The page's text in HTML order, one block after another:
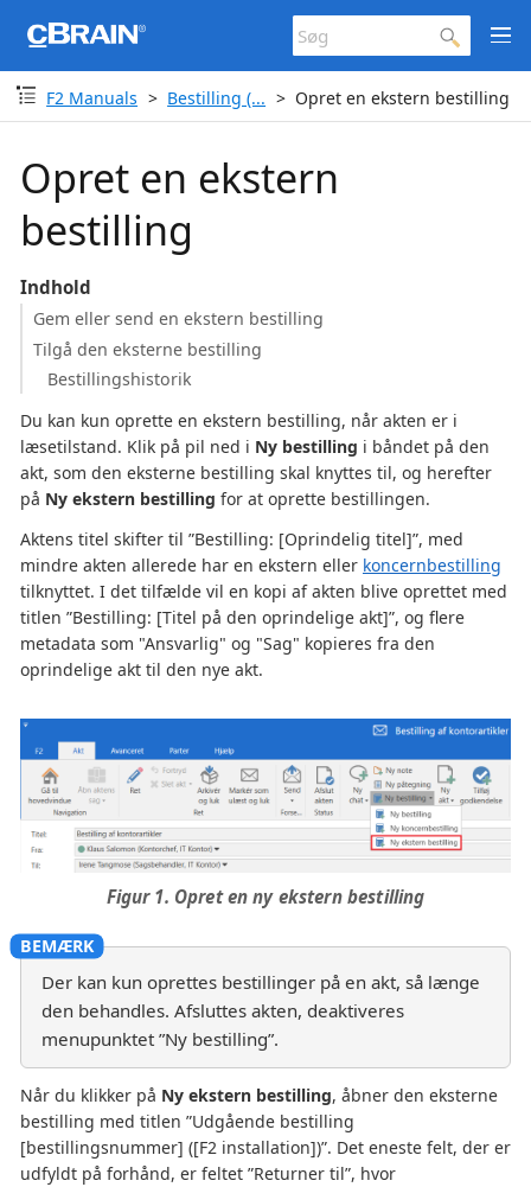
F2 Manuals Bestilling (... Opret en ekstern bestilling
Opret en ekstern
bestilling
Indhold
Gem eller send en ekstern bestilling
Tilgå den eksterne bestilling
Bestillingshistorik
Du kan kun oprette en ekstern bestilling, når akten er i
læsetilstand. Klik på pil ned i Ny bestilling i båndet på den
akt, som den eksterne bestilling skal knyttes til, og herefter
på Ny ekstern bestilling for at oprette bestillingen.
Aktens titel skifter til ”Bestilling: [Oprindelig titel]”, med
mindre akten allerede har en ekstern eller koncernbestilling
tilknyttet. I det tilfælde vil en kopi af akten blive oprettet med
titlen ”Bestilling: [Titel på den oprindelige akt]”, og flere
metadata som "Ansvarlig" og "Sag" kopieres fra den
oprindelige akt til den nye akt.
Figur 1. Opret en ny ekstern bestilling
Der kan kun oprettes bestillinger på en akt, så længe
den behandles. Afsluttes akten, deaktiveres
menupunktet ”Ny bestilling”.
Når du klikker på Ny ekstern bestilling, åbner den eksterne
bestilling med titlen ”Udgående bestilling
[bestillingsnummer] ([F2 installation])”. Det eneste felt, der er
udfyldt på forhånd, er feltet ”Returner til”, hvor